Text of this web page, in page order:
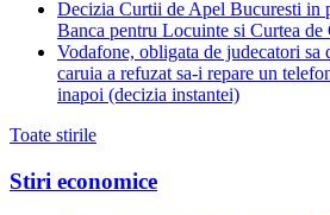
Decizia Curtii de Apel Bucuresti in
Banca pentru Locuinte si Curtea de
Vodafone, obligata de judecatori sa
caruia a refuzat sa-i repare un
inapoi (decizia instantei)
Toate stirile
Stiri economice